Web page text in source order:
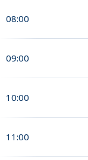
08:00
09:00
10:00
11:00